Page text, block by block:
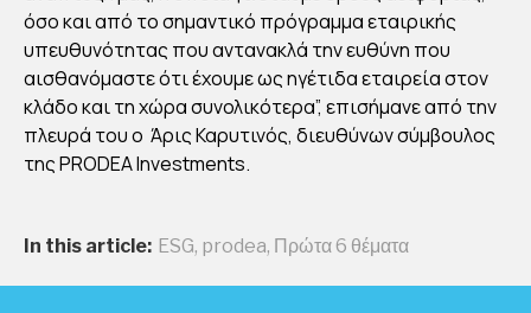
όσο και από το σημαντικό πρόγραμμα εταιρικής
υπευθυνότητας που αντανακλά την ευθύνη που
αισθανόμαστε ότι έχουμε ως ηγέτιδα εταιρεία στον
κλάδο και τη χώρα συνολικότερα”, επισήμανε από την
πλευρά του ο Άρις Καρυτινός, διευθύνων σύμβουλος
της PRODEA Investments.
In this article: ESG, prodea, Πρώτα 6 θέματα